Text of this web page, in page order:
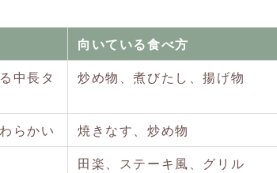
向いている食べ方
中長タ
炒め物、煮びたし、揚げ物
らかい
焼きなす、炒め物
田楽、ステーキ風、グリル